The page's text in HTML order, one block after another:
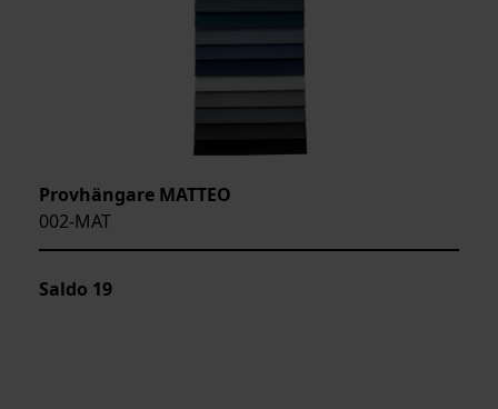
Provhängare MATTEO
002-MAT
Saldo 19